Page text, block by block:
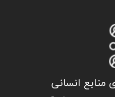
منابع انسانی